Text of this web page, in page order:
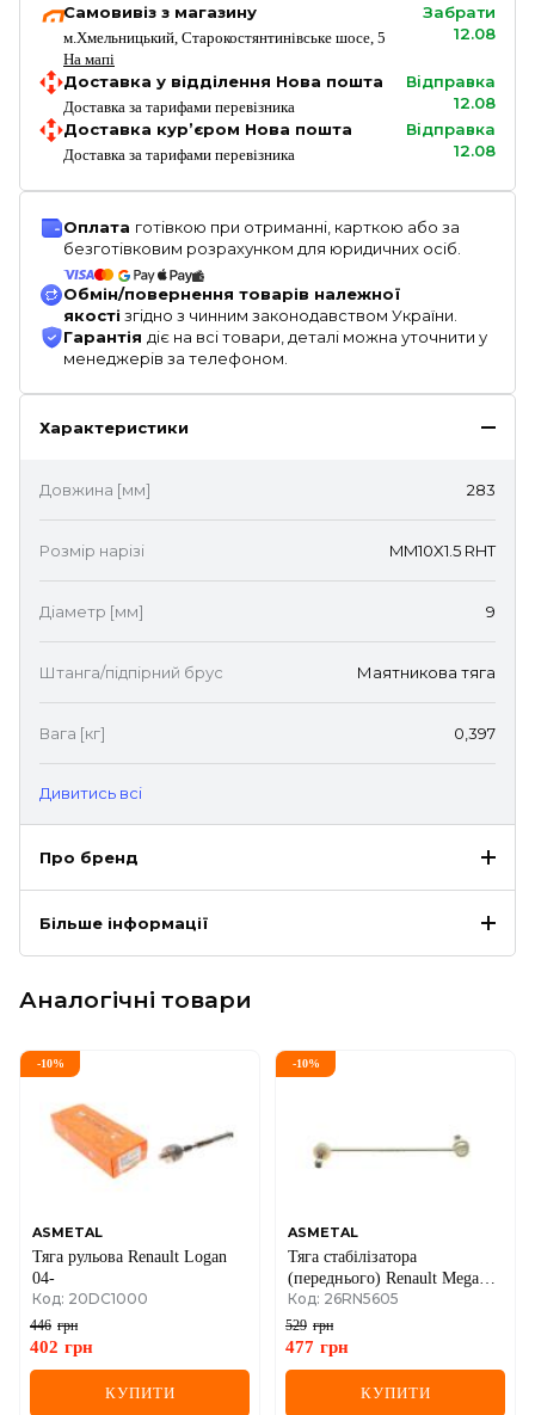
Самовивіз з магазину
м.Хмельницький, Старокостянтинівське шосе, 5
На мапі
Забрати
12.08
Доставка у відділення Нова пошта
Доставка за тарифами перевізника
Відправка
12.08
Доставка кур’єром Нова пошта
Доставка за тарифами перевізника
Відправка
12.08
Оплата готівкою при отриманні, карткою або за
безготівковим розрахунком для юридичних осіб.
Обмін/повернення товарів належної
якості згідно з чинним законодавством України.
Гарантія діє на всі товари, деталі можна уточнити у
менеджерів за телефоном.
Характеристики
Довжина [мм] 283
Розмір нарізі MM10X1.5 RHT
Діаметр [мм] 9
Штанга/підпірний брус Маятникова тяга
Вага [кг] 0,397
Дивитись всі
Про бренд
Більше інформації
Аналогічні товари
-10%
ASMETAL
Тяга рульова Renault Logan
04-
Код: 20DC1000
446 грн
402 грн
КУПИТИ
-10%
ASMETAL
Тяга стабілізатора
(переднього) Renault Megane
02-/Scenic 03-/Kangoo 08-
Код: 26RN5605
529 грн
477 грн
КУПИТИ